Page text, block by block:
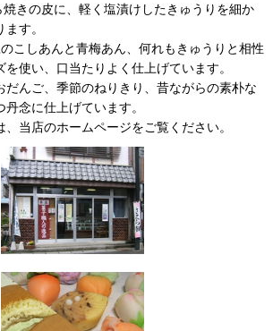
きの皮に、軽く塩漬けしたきゅうりを細か
す。
こしあんと青梅あん、何れもきゅうりと相性
使い、口当たりよく仕上げています。
だんご、季節のねりきり、昔ながらの素朴な
念に仕上げています。
当店のホームページをご覧ください。